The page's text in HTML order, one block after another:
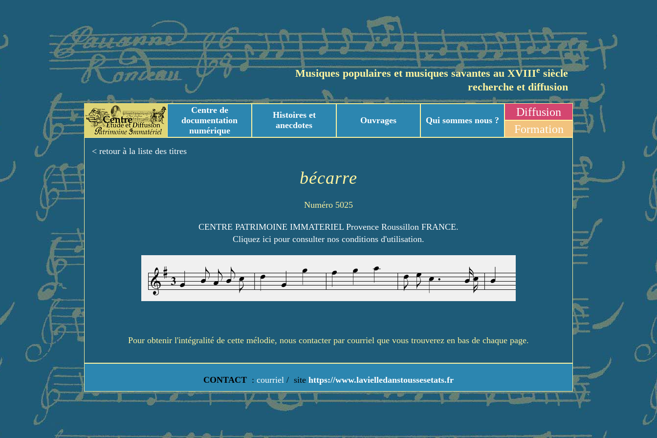
Musiques populaires et musiques savantes au XVIIIesiècle
recherche et diffusion
Centre de
documentation
numérique
Histoires et
anecdotes
Ouvrages Qui sommes nous ?
Diffusion
Formation
< retour à la liste des titres
bécarre
Numéro 5025
CENTRE PATRIMOINE IMMATERIEL Provence Roussillon FRANCE.
Cliquez ici pour consulter nos conditions d'utilisation.
Pour obtenir l'intégralité de cette mélodie, nous contacter par courriel que vous trouverez en bas de chaque page.
CONTACT : courriel / site https://www.lavielledanstoussesetats.fr